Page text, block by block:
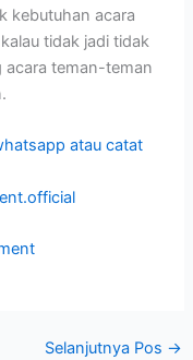
kebutuhan acara
tidak jadi tidak
acara teman-teman
atau catat
Selanjutnya Pos →